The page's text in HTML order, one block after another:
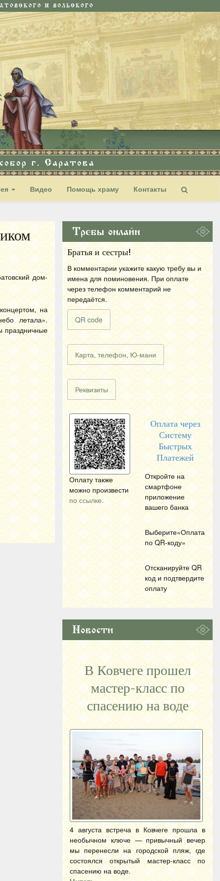
И ВОЛЬСКОГО
г. Саратова
Видео Помощь храму Контакты
дом-
на
летала».
праздничные
Требы онлайн
Братья и сестры!
В комментарии укажите какую требу вы и
имена для поминовения. При оплате
через телефон комментарий не
передаётся.
QR code
Карта, телефон, Ю-мани
Реквизиты
Оплату также
можно произвести
по ссылке.
Оплата через
Систему
Быстрых
Платежей
Откройте на
смартфоне
приложение
вашего банка
Выберите«Оплата
по QR-коду»
Отсканируйте QR
код и подтвердите
оплату
Новости
В Ковчеге прошел
мастер-класс по
спасению на воде
4 августа встреча в Ковчеге прошла в
необычном ключе — привычный вечер
мы перенесли на городской пляж, где
состоялся открытый мастер-класс по
спасению на воде.